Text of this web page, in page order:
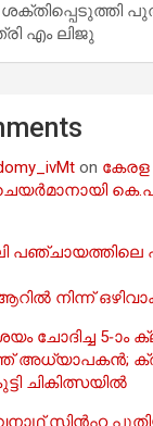
എം ലിജു
on കേരള
പഞ്ചായത്തിലെ
നിന്ന്
ചോദിച്ച 5-ാം
അധ്യാപകൻ;
ചികിത്സയിൽ
സിൻഹ